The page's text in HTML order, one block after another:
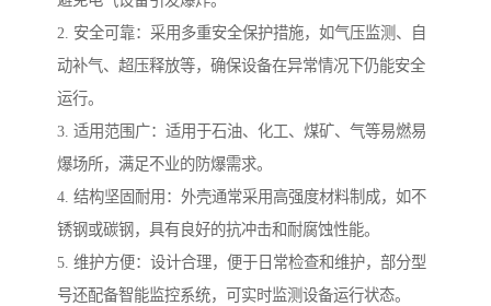
2. 安全可靠：采用多重安全保护措施，如气压监测、自
动补气、超压释放等，确保设备在异常情况下仍能安全
运行。
3. 适用范围广：适用于石油、化工、煤矿、气等易燃易
爆场所，满足不业的防爆需求。
4. 结构坚固耐用：外壳通常采用高强度材料制成，如不
锈钢或碳钢，具有良好的抗冲击和耐腐蚀性能。
5. 维护方便：设计合理，便于日常检查和维护，部分型
号还配备智能监控系统，可实时监测设备运行状态。